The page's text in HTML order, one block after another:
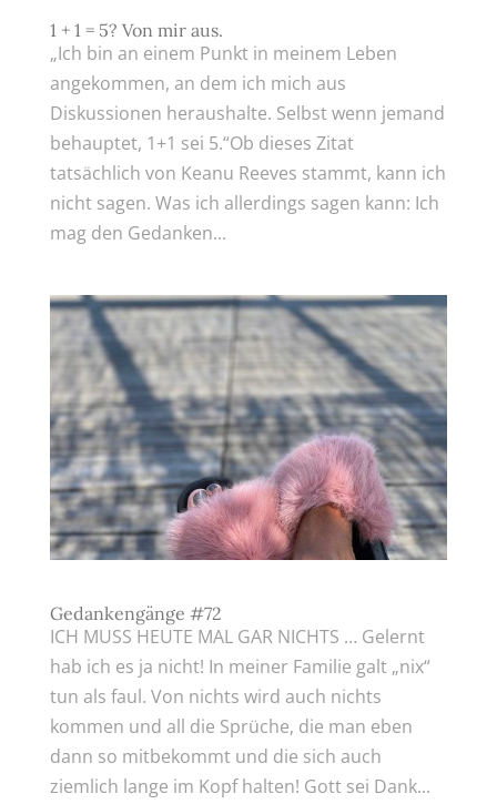
1 + 1 = 5? Von mir aus.
„Ich bin an einem Punkt in meinem Leben
angekommen, an dem ich mich aus
Diskussionen heraushalte. Selbst wenn jemand
behauptet, 1+1 sei 5.“Ob dieses Zitat
tatsächlich von Keanu Reeves stammt, kann ich
nicht sagen. Was ich allerdings sagen kann: Ich
mag den Gedanken...
Gedankengänge #72
ICH MUSS HEUTE MAL GAR NICHTS … Gelernt
hab ich es ja nicht! In meiner Familie galt „nix“
tun als faul. Von nichts wird auch nichts
kommen und all die Sprüche, die man eben
dann so mitbekommt und die sich auch
ziemlich lange im Kopf halten! Gott sei Dank...